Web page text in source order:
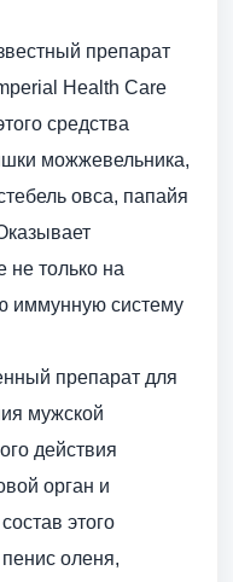
препарат
Health Care
средства
можжевельника,
овса, папайя
не только на
иммунную систему
препарат для
мужской
действия
орган и
этого
оленя,